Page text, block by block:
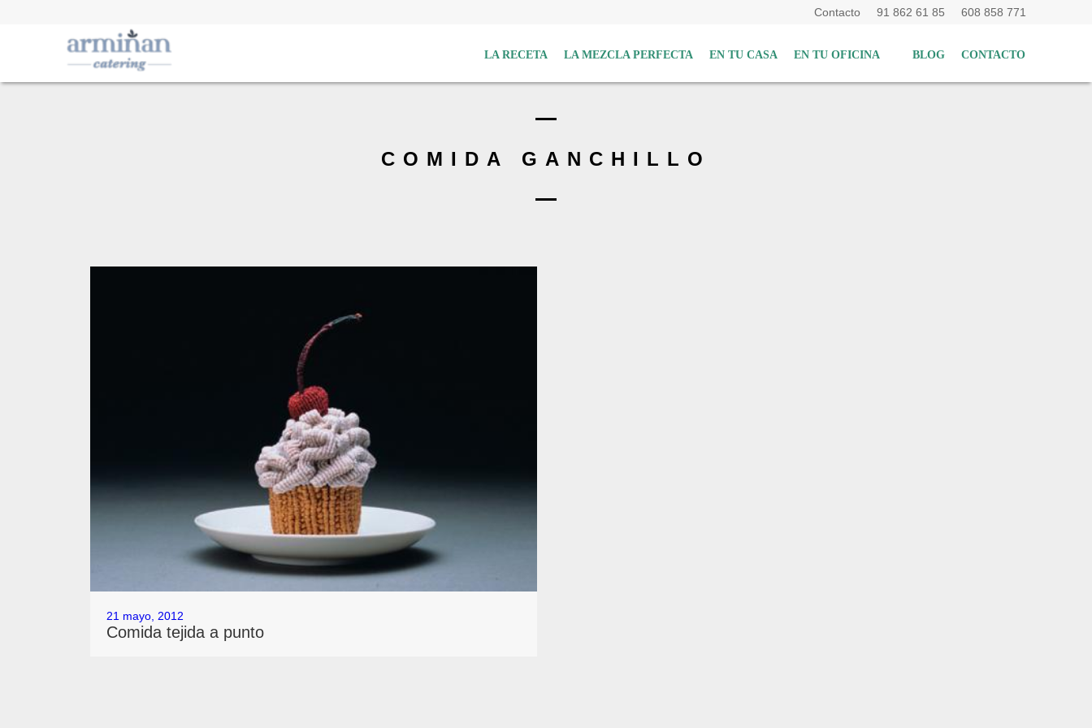
Contacto 91 862 61 85 608 858 771
CONTACTO
BLOG
EN TU OFICINA
EN TU CASA
LA MEZCLA PERFECTA
LA RECETA
COMIDA GANCHILLO
21 mayo, 2012
Comida tejida a punto